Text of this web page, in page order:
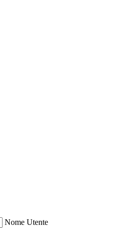
Nome Utente